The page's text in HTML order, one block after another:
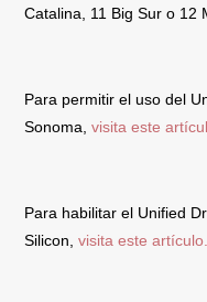
Catalina, 11 Big Sur o 12
Para permitir el uso del
Sonoma,visita este
Para habilitar el Unified
Silicon,visita este artículo.